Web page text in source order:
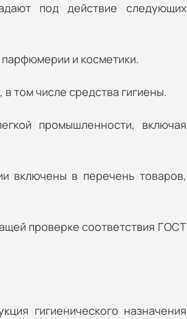
под действие следующих
и косметики.
том числе средства гигиены.
промышленности, включая
включены в перечень товаров,
проверке соответствия ГОСТ
гигиенического назначения